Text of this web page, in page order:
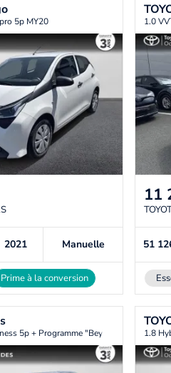
5p MY20
2021 Manuelle
Prime à la conversion
1.0
11
51
5p + Programme "Beyond Zero 1.8